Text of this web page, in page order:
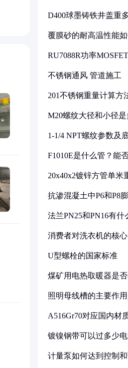
D400球墨铸铁井盖重
覆膜砂的耐高温性能
RU7088R功率
不锈钢通风 管道施工
201不锈钢重量计算方
M20螺纹大径和小径
1-1/4 NPT螺纹参数及
F1010E是什么管？能
20x40x2镀锌方管单米
抗渗混凝土中P6和P8
法兰PN25和PN16有什
消费者对洗衣机的核
U型螺栓的国家标准
煤矿用电热取暖器是
照明母线槽的主要作
A516Gr70对应国内材
镀镍钢带可以过多少
计量泵如何达到控制